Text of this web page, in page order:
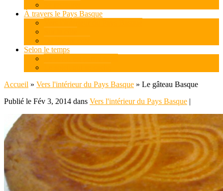
À travers le Pays Basque
Selon le temps
Accueil » Vers l'intérieur du Pays Basque » Le gâteau Basque
Publié le Fév 3, 2014 dans Vers l'intérieur du Pays Basque |